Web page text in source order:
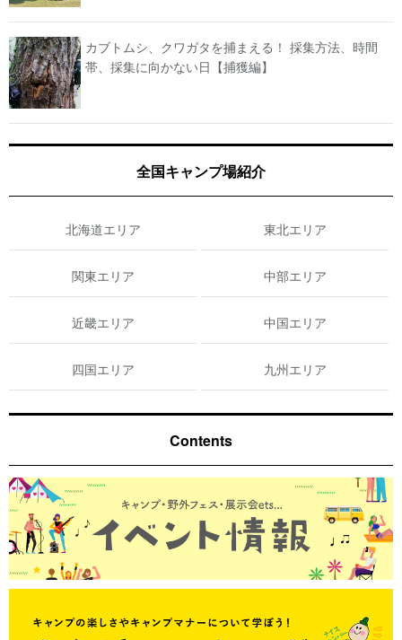
カブトムシ、クワガタを捕まえる！ 採集方法、時間
帯、採集に向かない日【捕獲編】
全国キャンプ場紹介
北海道エリア 東北エリア
関東エリア 中部エリア
近畿エリア 中国エリア
四国エリア 九州エリア
Contents